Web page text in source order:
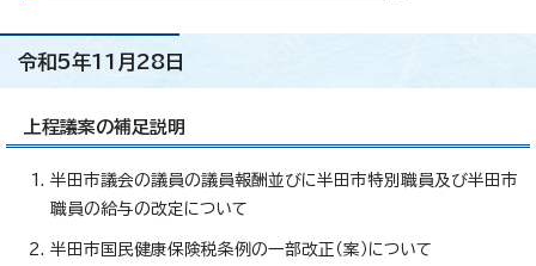
令和5年11月28日
上程議案の補足説明
半田市議会の議員の議員報酬並びに半田市特別職員及び半田市
職員の給与の改定について
半田市国民健康保険税条例の一部改正（案）について